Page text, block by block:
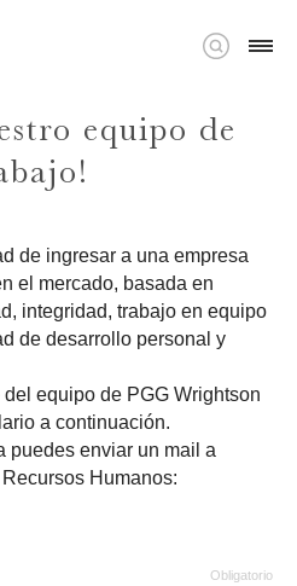
equipo de
de ingresar a una empresa
el mercado, basada en
integridad, trabajo en equipo
de desarrollo personal y
equipo de PGG Wrightson
a continuación.
puedes enviar un mail a
Humanos:
Obligatorio